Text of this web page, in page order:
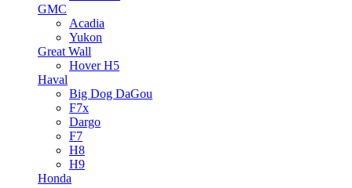
GMC
Acadia
Yukon
Great Wall
Hover H5
Haval
Big Dog DaGou
F7x
Dargo
F7
H8
H9
Honda